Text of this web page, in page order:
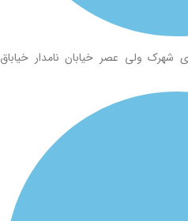
شهرک ولی عصر خیابان نامدار خیاباق